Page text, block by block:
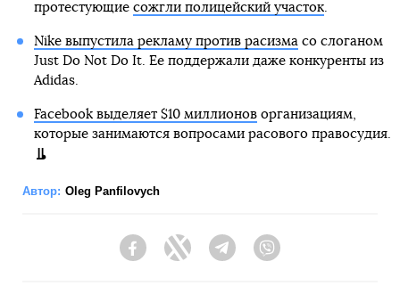
протестующие сожгли полицейский участок.
Nike выпустила рекламу против расизмасо слоганом
Just Do Not Do It. Ее поддержали даже конкуренты из
Adidas.
Facebook выделяет $10 миллионоворганизациям,
которые занимаются вопросами расового правосудия.
Автор: Oleg Panfilovych
FacebookTwitter Telegram